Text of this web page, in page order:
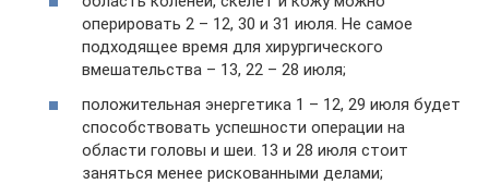
оперировать 2 – 12, 30 и 31 июля. Не самое
подходящее время для хирургического
вмешательства – 13, 22 – 28 июля;
положительная энергетика 1 – 12, 29 июля будет
способствовать успешности операции на
области головы и шеи. 13 и 28 июля стоит
заняться менее рискованными делами;